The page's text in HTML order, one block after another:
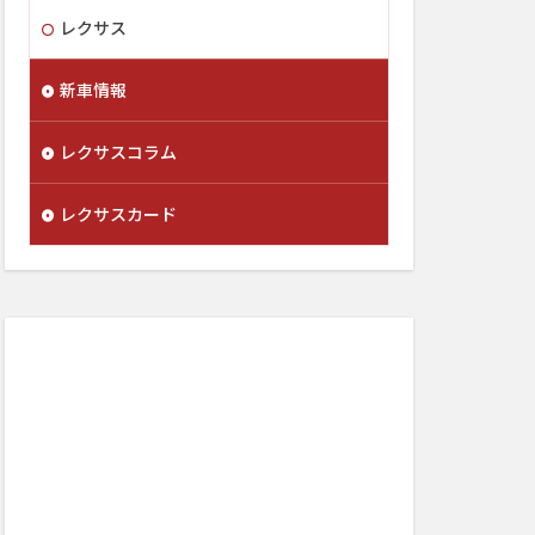
レクサス
新車情報
レクサスコラム
レクサスカード